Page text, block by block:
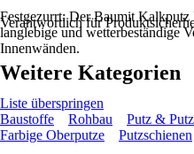
Festgezurrt: Der Baumit
langlebige und wetterbeständige
Innenwänden.
Verantwortlich für
Weitere Kategorien
Liste überspringen
Baustoffe
Rohbau Putz &
Farbige Oberputze
Putzschienen